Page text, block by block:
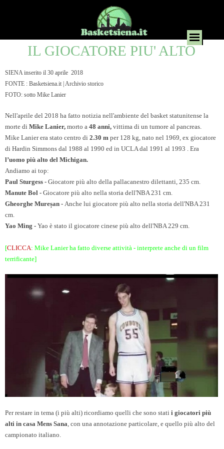
IL GIOCATORE PIU' ALTO
SIENA inserito il 30 aprile 2018
FONTE : Basketsiena.it | Archivio storico
FOTO: sotto Mike Lanier
Nell'aprile del 2018 ha fatto notizia nell'ambiente del basket statunitense la
morte di Mike Lanier, morto a 48 anni, vittima di un tumore al pancreas.
Mike Lanier era stato centro di 2.30 m per 128 kg, nato nel 1969, ex giocatore
di Hardin Simmons dal 1988 al 1990 ed in UCLA dal 1991 al 1993 . Era
l’uomo più alto del Michigan.
Andiamo ai top:
Paul Sturgess - Giocatore più alto della pallacanestro dilettanti, 235 cm.
Manute Bol - Giocatore più alto nella storia dell'NBA 231 cm.
Gheorghe Mureșan - Anche lui giocatore più alto nella storia dell'NBA 231
cm.
Yao Ming - Yao è stato il giocatore cinese più alto dell'NBA 229 cm.
[CLICCA: Mike Lanier ha fatto diverse attività - interprete anche di un film
terrificante]
Per restare in tema (i più alti) ricordiamo quelli che sono stati i giocatori più
alti in casa Mens Sana, con una annotazione particolare, e quello più alto del
campionato italiano.